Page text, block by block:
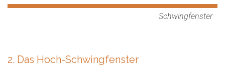
Schwingfenster
2. Das Hoch-Schwingfenster